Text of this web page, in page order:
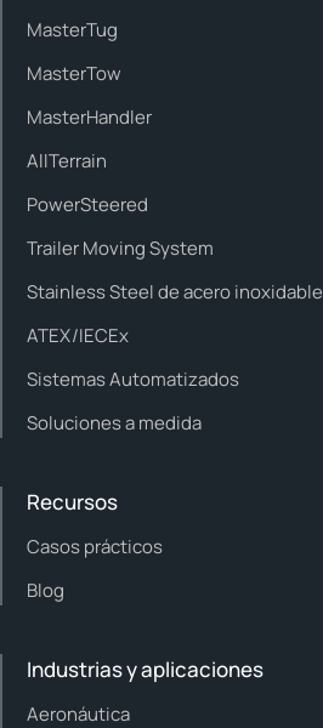
MasterTug
MasterTow
MasterHandler
AllTerrain
PowerSteered
Trailer Moving System
Stainless Steel de acero inoxidable
ATEX/IECEx
Sistemas Automatizados
Soluciones a medida
Recursos
Casos prácticos
Blog
Industrias y aplicaciones
Aeronáutica